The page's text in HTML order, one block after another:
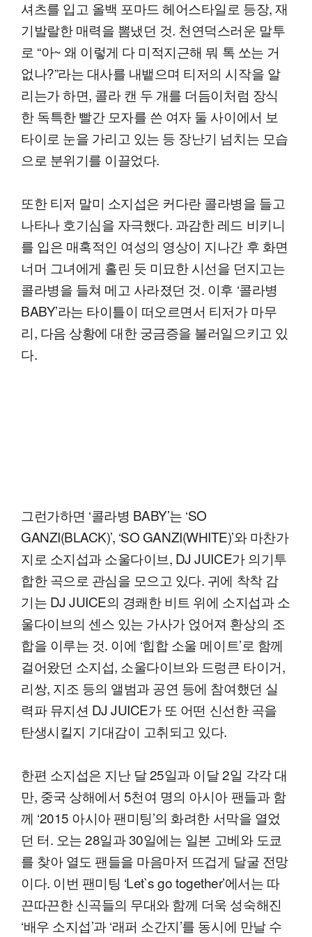
셔츠를 입고 올백 포마드 헤어스타일로 등장, 재
기발랄한 매력을 뽐냈던 것. 천연덕스러운 말투
로 “아~ 왜 이렇게 다 미적지근해 뭐 톡 쏘는 거
없나?”라는 대사를 내뱉으며 티저의 시작을 알
리는가 하면, 콜라 캔 두 개를 더듬이처럼 장식
한 독특한 빨간 모자를 쓴 여자 둘 사이에서 보
타이로 눈을 가리고 있는 등 장난기 넘치는 모습
으로 분위기를 이끌었다.
또한 티저 말미 소지섭은 커다란 콜라병을 들고
나타나 호기심을 자극했다. 과감한 레드 비키니
를 입은 매혹적인 여성의 영상이 지나간 후 화면
너머 그녀에게 홀린 듯 미묘한 시선을 던지고는
콜라병을 들쳐 메고 사라졌던 것. 이후 ‘콜라병
BABY’라는 타이틀이 떠오르면서 티저가 마무
리, 다음 상황에 대한 궁금증을 불러일으키고 있
다.
그런가하면 ‘콜라병 BABY’는 ‘SO
GANZI(BLACK)’, ‘SO GANZI(WHITE)’와 마찬가
지로 소지섭과 소울다이브, DJ JUICE가 의기투
합한 곡으로 관심을 모으고 있다. 귀에 착착 감
기는 DJ JUICE의 경쾌한 비트 위에 소지섭과 소
울다이브의 센스 있는 가사가 얹어져 환상의 조
합을 이루는 것. 이에 ‘힙합 소울 메이트’로 함께
걸어왔던 소지섭, 소울다이브와 드렁큰 타이거,
리쌍, 지조 등의 앨범과 공연 등에 참여했던 실
력파 뮤지션 DJ JUICE가 또 어떤 신선한 곡을
탄생시킬지 기대감이 고취되고 있다.
한편 소지섭은 지난 달 25일과 이달 2일 각각 대
만, 중국 상해에서 5천여 명의 아시아 팬들과 함
께 ‘2015 아시아 팬미팅’의 화려한 서막을 열었
던 터. 오는 28일과 30일에는 일본 고베와 도쿄
를 찾아 열도 팬들을 마음마저 뜨겁게 달굴 전망
이다. 이번 팬미팅 ‘Let`s go together’에서는 따
끈따끈한 신곡들의 무대와 함께 더욱 성숙해진
‘배우 소지섭’과 ‘래퍼 소간지’를 동시에 만날 수